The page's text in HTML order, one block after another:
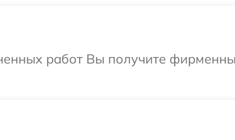
работ Вы получите